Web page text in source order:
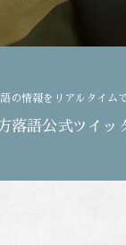
語の情報をリアルタイム
方落語公式ツイッ